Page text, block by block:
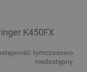
K450FX
tymczasowo
niedostępny